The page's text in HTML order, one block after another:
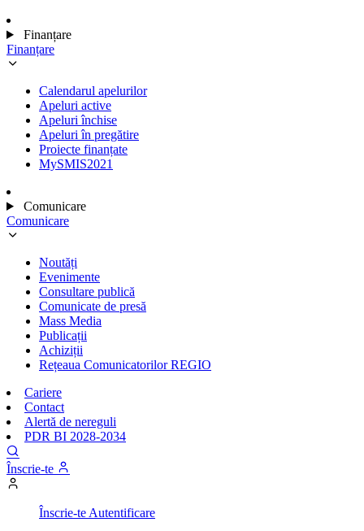
Finanțare
Finanțare
Calendarul apelurilor
Apeluri active
Apeluri închise
Apeluri în pregătire
Proiecte finanțate
MySMIS2021
Comunicare
Comunicare
Noutăți
Evenimente
Consultare publică
Comunicate de presă
Mass Media
Publicații
Achiziții
Rețeaua Comunicatorilor REGIO
Cariere
Contact
Alertă de nereguli
PDR BI 2028-2034
Înscrie-te
Înscrie-te Autentificare